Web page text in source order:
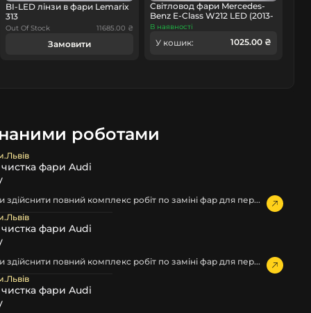
BI-LED лінзи в фари Lemarix
313
Out Of Stock 11685.00 ₴
Замовити
Світловод фари Mercedes-
Benz E-Class W212 LED (2013-
2016) рест великий
В наявності
У кошик: 1025.00 ₴
роботами
чистка фари Audi
повний комплекс робіт по заміні фар для пер...
чистка фари Audi
повний комплекс робіт по заміні фар для пер...
чистка фари Audi